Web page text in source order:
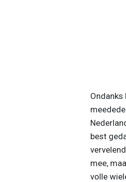
best
mee,
volle